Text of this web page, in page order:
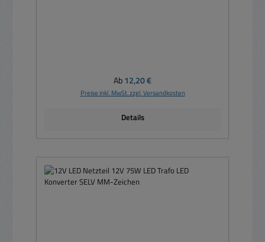
Regulärer Preis:
Ab12,20 €
Preise inkl. MwSt. zzgl. Versandkosten
Details